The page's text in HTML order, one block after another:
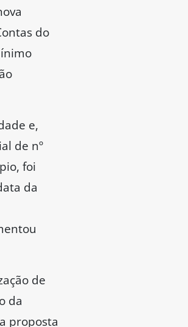
do
e,
de nº
foi
da
de
da
proposta